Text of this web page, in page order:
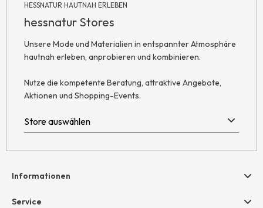
HESSNATUR HAUTNAH ERLEBEN
hessnatur Stores
Unsere Mode und Materialien in entspannter Atmosphäre
hautnah erleben, anprobieren und kombinieren.
Nutze die kompetente Beratung, attraktive Angebote,
Aktionen und Shopping-Events.
Informationen
Hilfe & Kontakt
Service